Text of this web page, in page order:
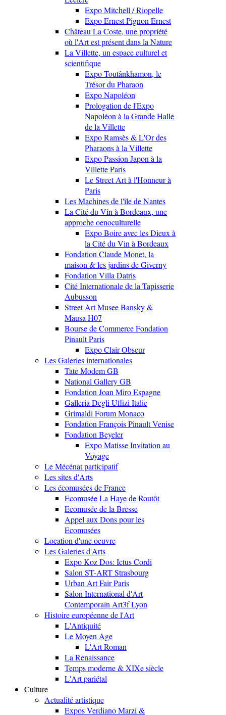
Expo Mitchell / Riopelle
Expo Ernest Pignon Ernest
Château La Coste, une propriété
où l'Art est présent dans la Nature
La Villette, un espace culturel et
scientifique
Expo Toutânkhamon, le
Trésor du Pharaon
Expo Napoléon
Prologation de l'Expo
Napoléon à la Grande Halle
de la Villette
Expo Ramsès & L'Or des
Pharaons à la Villette
Expo Passion Japon à la
Villette Paris
Le Street Art à l'Honneur à
Paris
Les Machines de l'île de Nantes
La Cité du Vin à Bordeaux, une
approche oenoculturelle
Expo Boire avec les Dieux à
la Cité du Vin à Bordeaux
Fondation Claude Monet, la
maison & les jardins de Giverny
Fondation Villa Datris
Cité Internationale de la Tapisserie
Aubusson
Street Art Musee Bansky &
Mausa H07
Bourse de Commerce Fondation
Pinault Paris
Expo Clair Obscur
Les Galeries internationales
Tate Modem GB
National Gallery GB
Fondation Joan Miro Espagne
Galleria Degli Uffizi Italie
Grimaldi Forum Monaco
Fondation François Pinault Venise
Fondation Beyeler
Expo Matisse Invitation au
Voyage
Le Mécénat participatif
Les sites d'Arts
Les écomusées de France
Ecomusée La Haye de Routôt
Ecomusée de la Bresse
Appel aux Dons pour les
Ecomusées
Location d'une oeuvre
Les Galeries d'Arts
Expo Koz Dos: Ictus Cordi
Salon ST-ART Strasbourg
Urban Art Fair Paris
Salon International d'Art
Contemporain Art3f Lyon
Histoire européenne de l'Art
L'Antiquité
Le Moyen Age
L'Art Roman
La Renaissance
Temps moderne & XIXe siècle
L'Art pariétal
Culture
Actualité artistique
Expos Verdiano Marzi &